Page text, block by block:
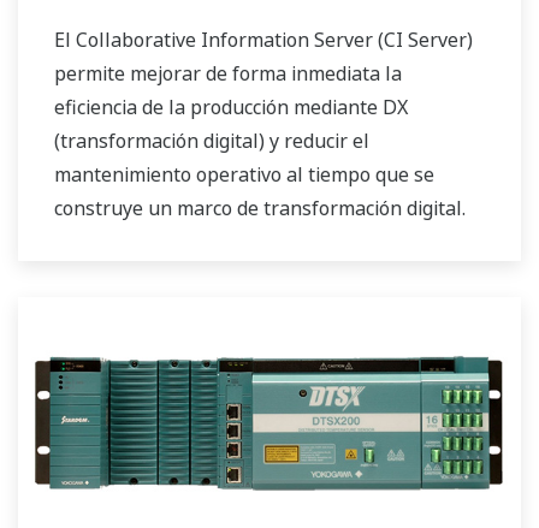
El Collaborative Information Server (CI Server)
permite mejorar de forma inmediata la
eficiencia de la producción mediante DX
(transformación digital) y reducir el
mantenimiento operativo al tiempo que se
construye un marco de transformación digital.